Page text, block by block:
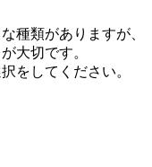
種類がありますが、
大切です。
をしてください。